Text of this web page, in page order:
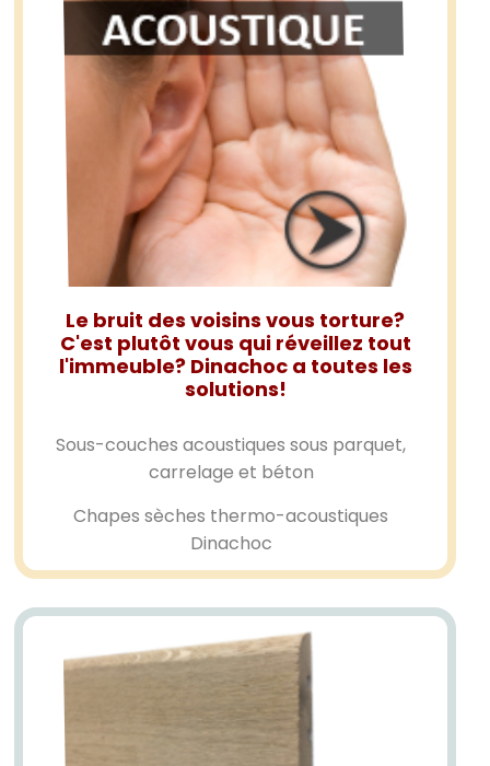
Le bruit des voisins vous torture?
C'est plutôt vous qui réveillez tout
l'immeuble? Dinachoc a toutes les
solutions!
Sous-couches acoustiques sous parquet,
carrelage et béton
Chapes sèches thermo-acoustiques
Dinachoc